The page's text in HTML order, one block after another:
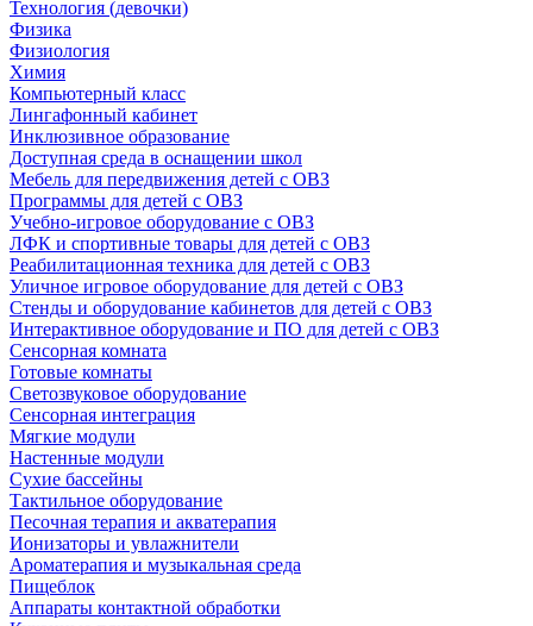
Технология (девочки)
Физика
Физиология
Химия
Компьютерный класс
Лингафонный кабинет
Инклюзивное образование
Доступная среда в оснащении школ
Мебель для передвижения детей с ОВЗ
Программы для детей с ОВЗ
Учебно-игровое оборудование с ОВЗ
ЛФК и спортивные товары для детей с ОВЗ
Реабилитационная техника для детей с ОВЗ
Уличное игровое оборудование для детей с ОВЗ
Стенды и оборудование кабинетов для детей с ОВЗ
Интерактивное оборудование и ПО для детей с ОВЗ
Сенсорная комната
Готовые комнаты
Светозвуковое оборудование
Сенсорная интеграция
Мягкие модули
Настенные модули
Сухие бассейны
Тактильное оборудование
Песочная терапия и акватерапия
Ионизаторы и увлажнители
Ароматерапия и музыкальная среда
Пищеблок
Аппараты контактной обработки